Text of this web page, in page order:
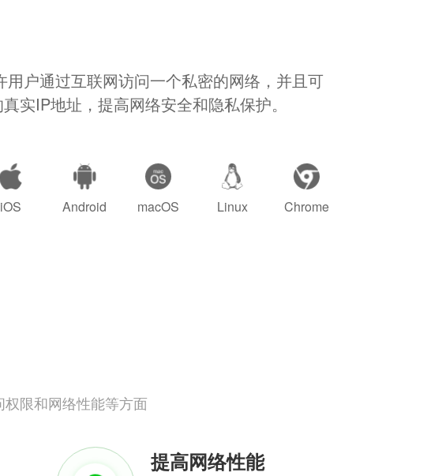
用户通过互联网访问一个私密的网络，并且可
实IP地址，提高网络安全和隐私保护。
iOS Android macOS Linux Chrome
限和网络性能等方面
提高网络性能